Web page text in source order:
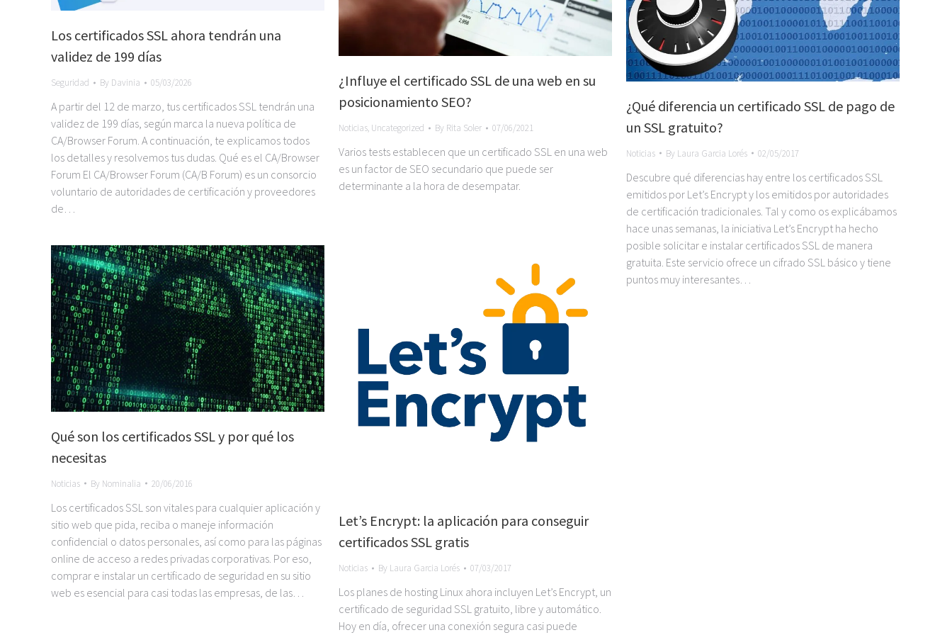
Los certificados SSL ahora tendrán una
validez de 199 días
Seguridad By Davinia 05/03/2026
A partir del 12 de marzo, tus certificados SSL tendrán una
validez de 199 días, según marca la nueva política de
CA/Browser Forum. A continuación, te explicamos todos
los detalles y resolvemos tus dudas. Qué es el CA/Browser
Forum El CA/Browser Forum (CA/B Forum) es un consorcio
voluntario de autoridades de certificación y proveedores
de…
¿Influye el certificado SSL de una web en su
posicionamiento SEO?
Noticias, Uncategorized By Rita Soler 07/06/2021
Varios tests establecen que un certificado SSL en una web
es un factor de SEO secundario que puede ser
determinante a la hora de desempatar.
¿Qué diferencia un certificado SSL de pago de
un SSL gratuito?
Noticias By Laura Garcia Lorés 02/05/2017
Descubre qué diferencias hay entre los certificados SSL
emitidos por Let’s Encrypt y los emitidos por autoridades
de certificación tradicionales. Tal y como os explicábamos
hace unas semanas, la iniciativa Let’s Encrypt ha hecho
posible solicitar e instalar certificados SSL de manera
gratuita. Este servicio ofrece un cifrado SSL básico y tiene
puntos muy interesantes…
Let’s Encrypt: la aplicación para conseguir
certificados SSL gratis
Noticias By Laura Garcia Lorés 07/03/2017
Los planes de hosting Linux ahora incluyen Let’s Encrypt, un
certificado de seguridad SSL gratuito, libre y automático.
Hoy en día, ofrecer una conexión segura casi puede
Qué son los certificados SSL y por qué los
necesitas
Noticias By Nominalia 20/06/2016
Los certificados SSL son vitales para cualquier aplicación y
sitio web que pida, reciba o maneje información
confidencial o datos personales, así como para las páginas
online de acceso a redes privadas corporativas. Por eso,
comprar e instalar un certificado de seguridad en su sitio
web es esencial para casi todas las empresas, de las…